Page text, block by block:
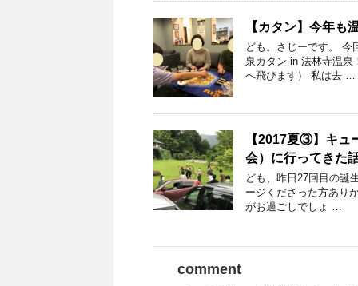
【カタン】今年も
ども。さじーです。 今
泉カタン in 法林寺温泉
へ飛びます） 私は去 …
【2017夏③】キュ
会）に行ってきた
ども、昨日27回目の誕
ージくださった方あり
がお過ごしでしょ …
comment